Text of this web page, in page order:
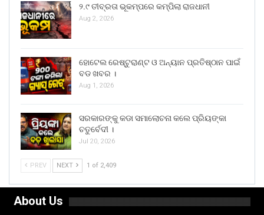
୨.୯ ତୀବ୍ରତା ଭୂକମ୍ପରେ କମ୍ପିଲା ରାଜଧାନୀ
Aug 2, 2026
ହୋଟେଲ ରେଷ୍ଟୁରାଣ୍ଟ ଓ ଅନ୍ୟାନ ପ୍ରତିଷ୍ଠାନ ପାଇଁ
ବଡ ଖବର ।
Aug 1, 2026
ସରକାରଙ୍କୁ କଡା ସମାଲୋଚନା କଲେ ପ୍ରିୟଙ୍କା
ଚତୁର୍ବେଦୀ ।
Jul 20, 2026
PREV NEXT 1 of 2,409
About Us